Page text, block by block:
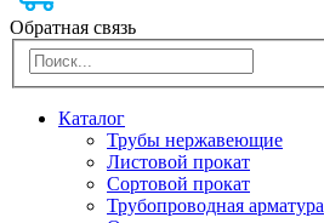
Обратная связь
Каталог
Трубы нержавеющие
Листовой прокат
Сортовой прокат
Трубопроводная арматура